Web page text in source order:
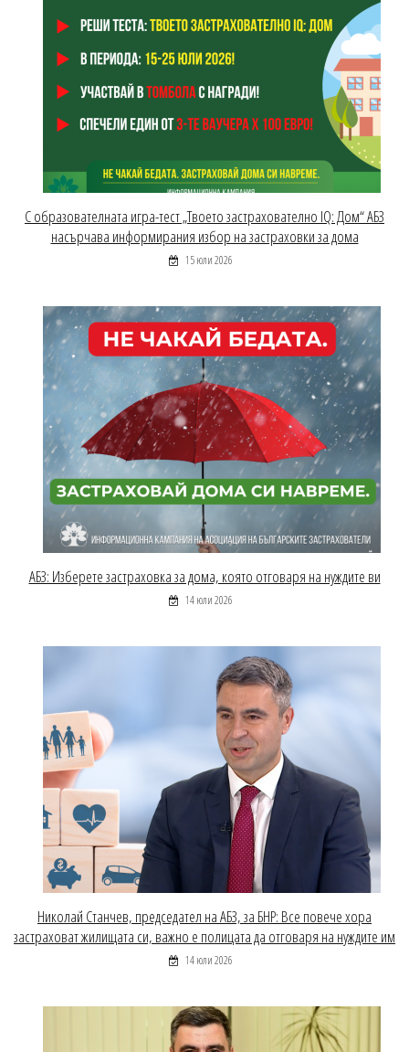
С образователната игра-тест „Твоето застрахователно IQ: Дом“ АБЗ
насърчава информирания избор на застраховки за дома
15 юли 2026
АБЗ: Изберете застраховка за дома, която отговаря на нуждите ви
14 юли 2026
Николай Станчев, председател на АБЗ, за БНР: Все повече хора
застраховат жилищата си, важно е полицата да отговаря на нуждите им
14 юли 2026